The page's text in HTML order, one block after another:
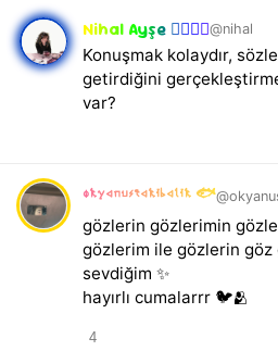
Nihal Ayşe 🤸🏻‍♀️✨@nihal
Konuşmak kolaydır,
getirdiğini
var?
okyanustakibalik 🐟
gözlerin gözlerimin
gözlerim ile gözlerin
sevdiğim ✨
hayırlı cumalarrr 🐦🫂
4